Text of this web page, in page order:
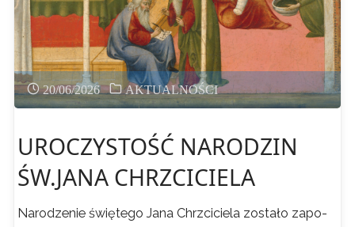
Uroczystość
Świętych
Apostołów
i
20/06/2026 AKTUALNOŚCI
UROCZYSTOŚĆ NARODZIN
ŚW.JANA CHRZCICIELA
Narodzenie świętego Jana Chrzciciela zostało zapo­